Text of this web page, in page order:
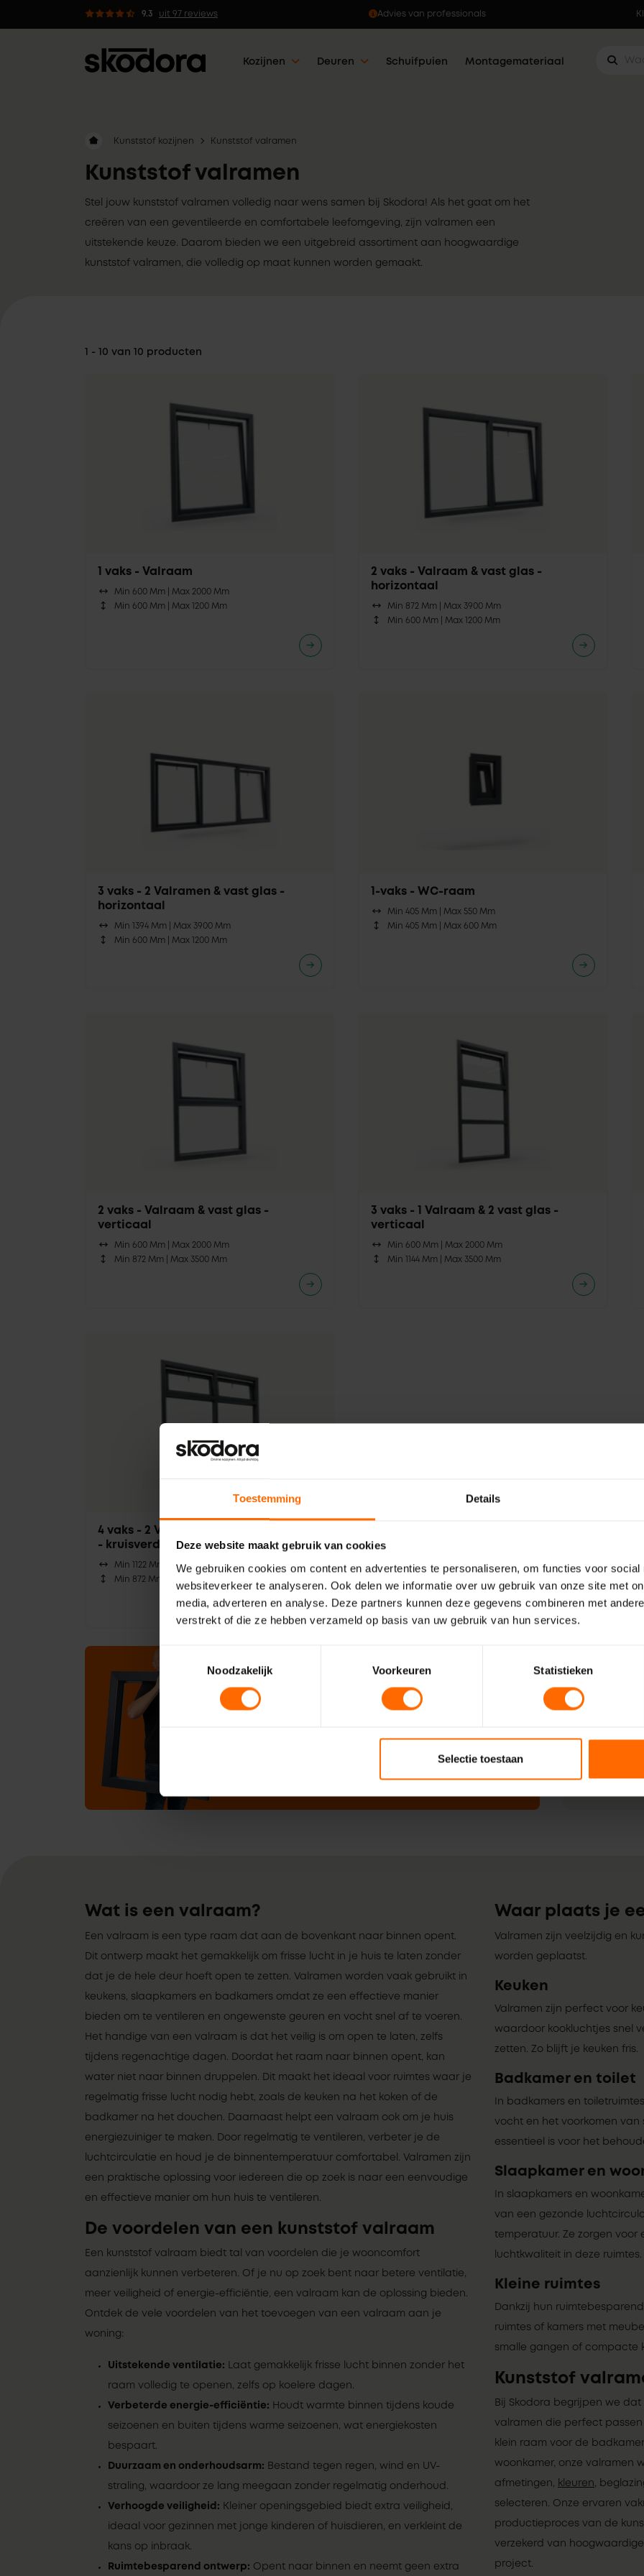
Toestemming Details
Deze website maakt gebruik van cookies
We gebruiken cookies om content en advertenties te personaliseren, om functies voor social
websiteverkeer te analyseren. Ook delen we informatie over uw gebruik van onze site met
media, adverteren en analyse. Deze partners kunnen deze gegevens combineren met
verstrekt of die ze hebben verzameld op basis van uw gebruik van hun services.
Noodzakelijk
Voorkeuren Statistieken
Selectie toestaan
9.3 uit 97 reviews
van professionals Ophalen wanneer jou dat uitkomt
Kozijnen Deuren Schuifpuien Montagemateriaal
Kunststof kozijnen Kunststof valramen
Kunststof valramen
Stel jouw kunststof valramen volledig naar wens samen bij Skodora! Als het gaat om het
creëren van een geventileerde en comfortabele leefomgeving, zijn valramen een
uitstekende keuze. Daarom bieden we een uitgebreid assortiment aan hoogwaardige
kunststof valramen, die volledig op maat kunnen worden gemaakt.
1 - 10 van 10 producten
1 vaks - Valraam
Min 600 Mm | Max 2000 Mm
Min 600 Mm | Max 1200 Mm
2 vaks - Valraam & vast glas -
horizontaal
Min 872 Mm | Max 3900 Mm
Min 600 Mm | Max 1200 Mm
3 vaks - 2 Valramen & vast glas -
horizontaal
Min 1394 Mm | Max 3900 Mm
Min 600 Mm | Max 1200 Mm
1-vaks - WC-raam
Min 405 Mm | Max 550 Mm
Min 405 Mm | Max 600 Mm
2 vaks - Valraam & vast glas -
verticaal
Min 600 Mm | Max 2000 Mm
Min 872 Mm | Max 3500 Mm
3 vaks - 1 Valraam & 2 vast glas -
verticaal
Min 600 Mm | Max 2000 Mm
Min 1144 Mm | Max 3500 Mm
4 vaks - 2 Valramen met onderlichten
- kruisverdeling
Min 1122 Mm |
Max 3900 Mm
Min 872 Mm |
Niet het kozijn gevonden wat
je zocht?
Vraag een maatwerk offerte aan!
Bel ons op
Een
Wat is een valraam?
Een valraam is een type raam dat aan de bovenkant naar binnen opent.
Dit ontwerp maakt het gemakkelijk om frisse lucht in je huis te laten zonder
dat je de hele deur hoeft open te zetten. Valramen worden vaak gebruikt in
keukens, slaapkamers en badkamers omdat ze een effectieve manier
bieden om te ventileren en ongewenste geuren en vocht snel af te voeren.
Het handige van een valraam is dat het veilig is om open te laten, zelfs
tijdens regenachtige dagen. Doordat het raam naar binnen opent, kan
water niet naar binnen druppelen. Dit maakt het ideaal voor ruimtes waar je
regelmatig frisse lucht nodig hebt, zoals de keuken na het koken of de
badkamer na het douchen. Daarnaast helpt een valraam ook om je huis
energiezuiniger te maken. Door regelmatig te ventileren, verbeter je de
luchtcirculatie en houd je de binnentemperatuur comfortabel. Valramen zijn
een praktische oplossing voor iedereen die op zoek is naar een eenvoudige
en effectieve manier om hun huis te ventileren.
De voordelen van een kunststof valraam
Een kunststof valraam biedt tal van voordelen die je wooncomfort
aanzienlijk kunnen verbeteren. Of je nu op zoek bent naar betere ventilatie,
meer veiligheid of energie-efficiëntie, een valraam kan de oplossing bieden.
Ontdek de vele voordelen van het toevoegen van een valraam aan je
woning:
Uitstekende ventilatie: Laat gemakkelijk frisse lucht binnen zonder het
raam volledig te openen, zelfs op koelere dagen.
Verbeterde energie-efficiëntie: Houdt warmte binnen tijdens koude
seizoenen en buiten tijdens warme seizoenen, wat energiekosten
bespaart.
Duurzaam en onderhoudsarm: Bestand tegen regen, wind en UV-
straling, waardoor ze lang meegaan zonder regelmatig onderhoud.
Verhoogde veiligheid: Kleiner openingsgebied biedt extra veiligheid,
ideaal voor gezinnen met jonge kinderen of huisdieren, en verkleint de
kans op inbraak.
Ruimtebesparend ontwerp: Opent naar binnen en neemt geen extra
Waar plaats je
Valramen zijn veelzijdig en
worden geplaatst.
Keuken
Valramen zijn perfect voor
waardoor kookluchtjes snel
zetten. Zo blijft je keuken fris.
Badkamer en toilet
In badkamers en
vocht en het voorkomen van
essentieel is voor het
Slaapkamer en
In slaapkamers en
van een gezonde
temperatuur. Ze zorgen
luchtkwaliteit in deze ruimtes.
Kleine ruimtes
Dankzij hun
ruimtes of kamers met
smalle gangen of compacte
Kunststof
Bij Skodora begrijpen we
valramen die perfect
klein raam voor de
woonkamer, onze valramen
afmetingen, kleuren,
selecteren. Onze ervaren
productieproces van de
verzekerd van
project.